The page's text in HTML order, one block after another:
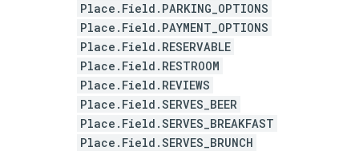
Place.Field.PARKING_OPTIONS
Place.Field.PAYMENT_OPTIONS
Place.Field.RESERVABLE
Place.Field.RESTROOM
Place.Field.REVIEWS
Place.Field.SERVES_BEER
Place.Field.SERVES_BREAKFAST
Place.Field.SERVES_BRUNCH